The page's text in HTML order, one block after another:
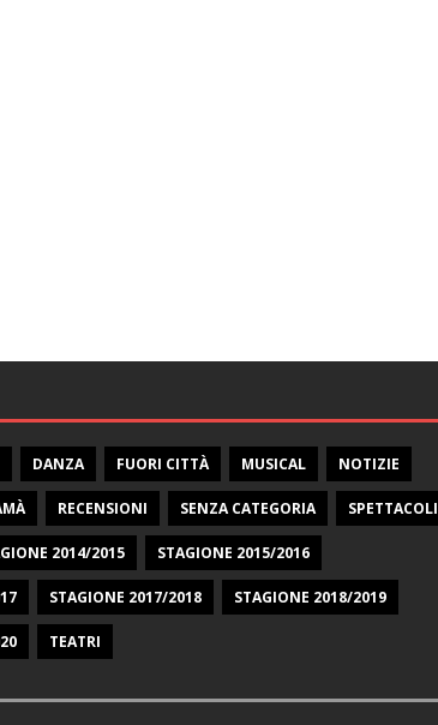
DANZA FUORI CITTÀ MUSICAL NOTIZIE
RECENSIONI SENZA CATEGORIA SPETTACOLI
2014/2015 STAGIONE 2015/2016
STAGIONE 2017/2018 STAGIONE 2018/2019
TEATRI